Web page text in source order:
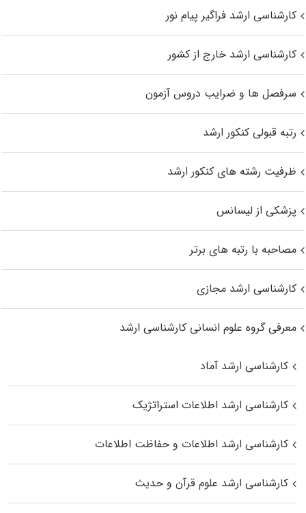
کارشناسی ارشد فراگیر پیام نور
کارشناسی ارشد خارج از کشور
سرفصل ها و ضرایب دروس آزمون
رتبه قبولی کنکور ارشد
ظرفیت رشته های کنکور ارشد
پزشکی از لیسانس
مصاحبه با رتبه های برتر
کارشناسی ارشد مجازی
معرفی گروه علوم انسانی کارشناسی ارشد
کارشناسی ارشد آماد
کارشناسی ارشد اطلاعات استراتژیک
کارشناسی ارشد اطلاعات و حفاظت اطلاعات
کارشناسی ارشد علوم قرآن و حدیث